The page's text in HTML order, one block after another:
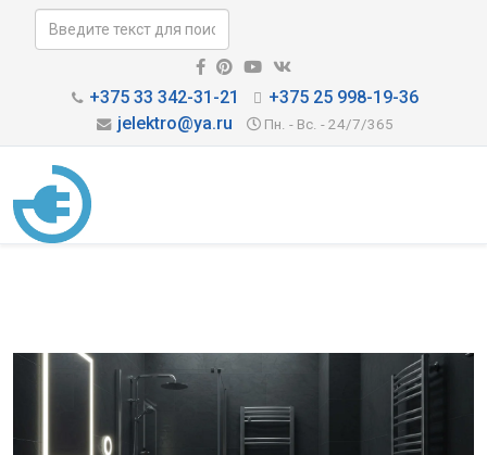
+375 33 342-31-21
+375 25 998-19-36
jelektro@ya.ru
Пн. - Вс. - 24/7/365